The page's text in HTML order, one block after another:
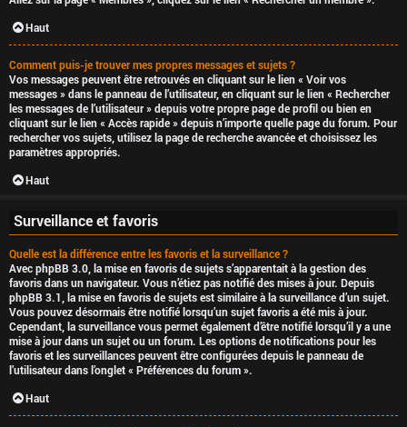
Haut
Comment puis-je trouver mes propres messages et sujets ?
Vos messages peuvent être retrouvés en cliquant sur le lien « Voir vos
messages » dans le panneau de l’utilisateur, en cliquant sur le lien « Rechercher
les messages de l’utilisateur » depuis votre propre page de profil ou bien en
cliquant sur le lien « Accès rapide » depuis n’importe quelle page du forum. Pour
rechercher vos sujets, utilisez la page de recherche avancée et choisissez les
paramètres appropriés.
Haut
Surveillance et favoris
Quelle est la différence entre les favoris et la surveillance ?
Avec phpBB 3.0, la mise en favoris de sujets s’apparentait à la gestion des
favoris dans un navigateur. Vous n’étiez pas notifié des mises à jour. Depuis
phpBB 3.1, la mise en favoris de sujets est similaire à la surveillance d’un sujet.
Vous pouvez désormais être notifié lorsqu’un sujet favoris a été mis à jour.
Cependant, la surveillance vous permet également d’être notifié lorsqu’il y a une
mise à jour dans un sujet ou un forum. Les options de notifications pour les
favoris et les surveillances peuvent être configurées depuis le panneau de
l’utilisateur dans l’onglet « Préférences du forum ».
Haut